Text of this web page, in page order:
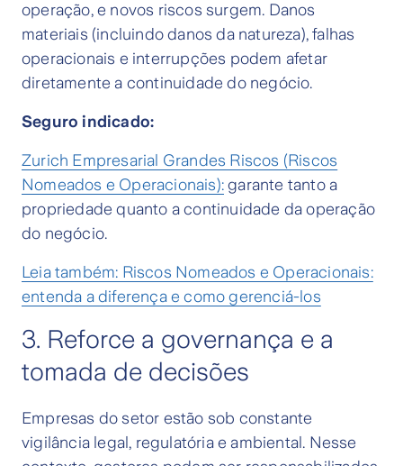
operação, e novos riscos surgem. Danos
materiais (incluindo danos da natureza), falhas
operacionais e interrupções podem afetar
diretamente a continuidade do negócio.
Seguro indicado:
Zurich Empresarial Grandes Riscos (Riscos
Nomeados e Operacionais): garante tanto a
propriedade quanto a continuidade da operação
do negócio.
Leia também: Riscos Nomeados e Operacionais:
entenda a diferença e como gerenciá-los
3. Reforce a governança e a
tomada de decisões
Empresas do setor estão sob constante
vigilância legal, regulatória e ambiental. Nesse